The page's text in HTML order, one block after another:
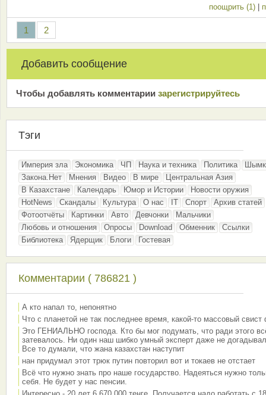
поощрить (1)
1 2
Добавить сообщение
Чтобы добавлять комментарии зарeгиcтрирyйтeсь
Тэги
Империя зла Экономика ЧП Наука и техника Политика
Закона.Нет
Мнения Видео В мире
Центральная Азия
В Казахстане
Календарь Юмор и Истории
Новости оружия
HotNews
Скандалы Культура О нас IT Спорт
Архив статей
Фотоотчёты
Картинки Авто Девчонки
Мальчики
Любовь и отношения
Опросы Download Обменник
Ссылки
Библиотека
Ядерщик Блоги Гостевая
Комментарии ( 786821 )
А кто напал то, непонятно
Что с планетой не так последнее время, какой-то массовый свист
Это ГЕНИАЛЬНО господа. Кто бы мог подумать, что ради этого
затевалось. Ни один наш шибко умный эксперт даже не
Все то думали, что жана казахстан наступит
нан придумал этот трюк путин повторил вот и токаев не отстает
Всё что нужно знать про наше государство. Надеяться нужно
себя. Не будет у нас пенсии.